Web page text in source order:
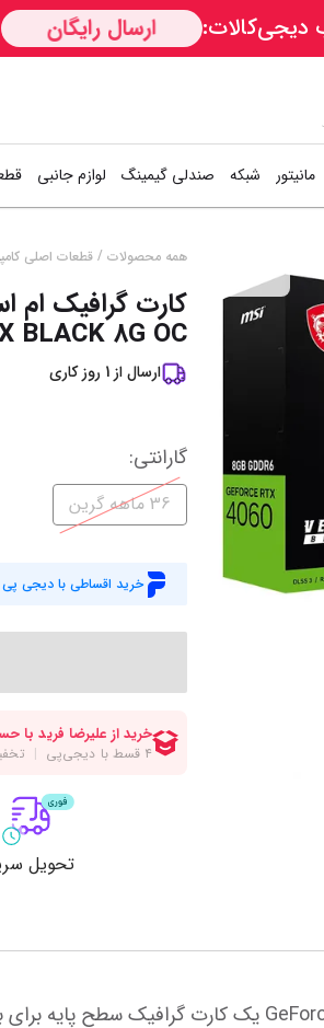
مانیتور شبکه
کارت شبکه
Access Point
نمایش همه محصولات
صندلی گیمینگ لوازم جانبی
دسته بازی
کیبورد و موس
میز گیمینگ
وبکم
اکسسوری
کول پد
کابل‌ها
رم
قســطی
همه محصولات / قطعات اصلی
BLACK 8G OC
ارسال از 1 روز کاری
گارانتی:
36 ماهه گرین
خرید اقساطی با دیجی پی
تحویل